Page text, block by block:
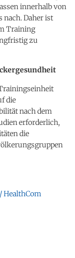
innerhalb von
nach. Daher ist
Training
zu
die
nach dem
erforderlich,
die
HealthCom